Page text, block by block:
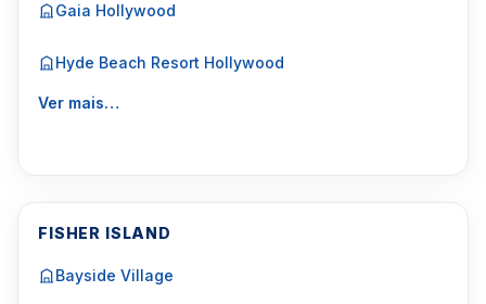
Gaia Hollywood
Hyde Beach Resort Hollywood
Ver mais…
FISHER ISLAND
Bayside Village